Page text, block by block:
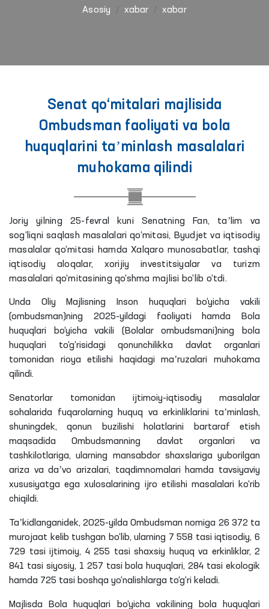
Asosiy xabar xabar
Senat qo‘mitalari majlisida
Ombudsman faoliyati va bola
huquqlarini taʼminlash masalalari
muhokama qilindi
Joriy yilning 25-fevral kuni Senatning Fan, taʼlim va
sog‘liqni saqlash masalalari qo‘mitasi, Byudjet va iqtisodiy
masalalar qo‘mitasi hamda Xalqaro munosabatlar, tashqi
iqtisodiy aloqalar, xorijiy investitsiyalar va turizm
masalalari qo‘mitasining qo‘shma majlisi bo‘lib o‘tdi.
Unda Oliy Majlisning Inson huquqlari bo‘yicha vakili
(ombudsman)ning 2025-yildagi faoliyati hamda Bola
huquqlari bo‘yicha vakili (Bolalar ombudsmani)ning bola
huquqlari to‘g‘risidagi qonunchilikka davlat organlari
tomonidan rioya etilishi haqidagi maʼruzalari muhokama
qilindi.
Senatorlar tomonidan ijtimoiy-iqtisodiy masalalar
sohalarida fuqarolarning huquq va erkinliklarini taʼminlash,
shuningdek, qonun buzilishi holatlarini bartaraf etish